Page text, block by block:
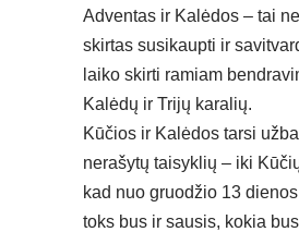
Adventas ir Kalėdos – tai
skirtas susikaupti ir
laiko skirti ramiam
Kalėdų ir Trijų karalių.
Kūčios ir Kalėdos tarsi
nerašytų taisyklių – iki
kad nuo gruodžio 13
toks bus ir sausis, kokia